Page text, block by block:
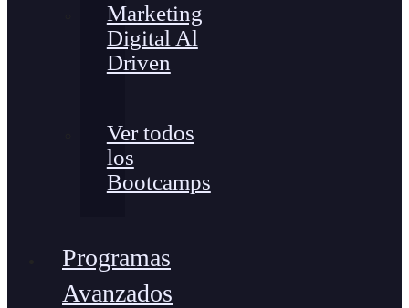
Marketing
Digital Al
Driven
Ver todos
los
Bootcamps
Programas
Avanzados